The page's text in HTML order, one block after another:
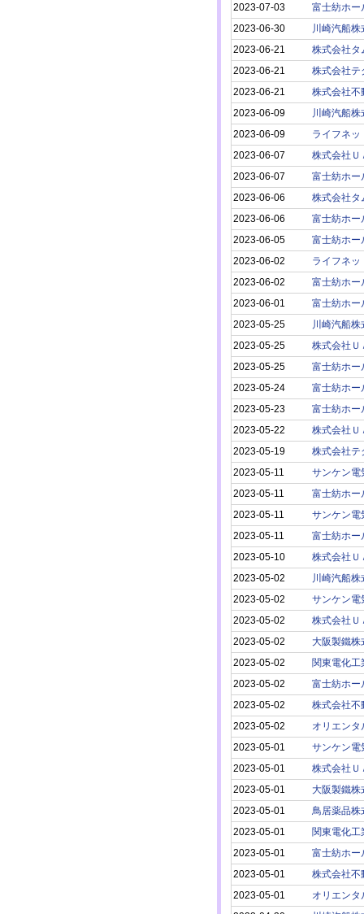
2023-07-03
富士紡ホー
2023-06-30
川崎汽船株
2023-06-21
株式会社タ
2023-06-21
株式会社テ
2023-06-21
株式会社不
2023-06-09
川崎汽船株
2023-06-09
ライフネッ
2023-06-07
株式会社Ｕ
2023-06-07
富士紡ホー
2023-06-06
株式会社タ
2023-06-06
富士紡ホー
2023-06-05
富士紡ホー
2023-06-02
ライフネッ
2023-06-02
富士紡ホー
2023-06-01
富士紡ホー
2023-05-25
川崎汽船株
2023-05-25
株式会社Ｕ
2023-05-25
富士紡ホー
2023-05-24
富士紡ホー
2023-05-23
富士紡ホー
2023-05-22
株式会社Ｕ
2023-05-19
株式会社テ
2023-05-11
サンケン電
2023-05-11
富士紡ホー
2023-05-11
サンケン電
2023-05-11
富士紡ホー
2023-05-10
株式会社Ｕ
2023-05-02
川崎汽船株
2023-05-02
サンケン電
2023-05-02
株式会社Ｕ
2023-05-02
大阪製鐵株
2023-05-02
関東電化工
2023-05-02
富士紡ホー
2023-05-02
株式会社不
2023-05-02
オリエンタ
2023-05-01
サンケン電
2023-05-01
株式会社Ｕ
2023-05-01
大阪製鐵株
2023-05-01
鳥居薬品株
2023-05-01
関東電化工
2023-05-01
富士紡ホー
2023-05-01
株式会社不
2023-05-01
オリエンタ